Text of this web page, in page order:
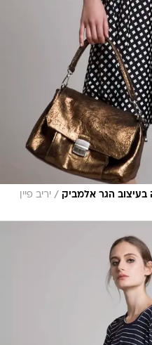
/ יריב פיין